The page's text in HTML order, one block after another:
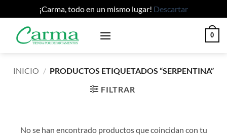
¡Carma, todo en un mismo lugar! Descartar
0
INICIO / PRODUCTOS ETIQUETADOS “SERPENTINA”
FILTRAR
No se han encontrado productos que coincidan con tu